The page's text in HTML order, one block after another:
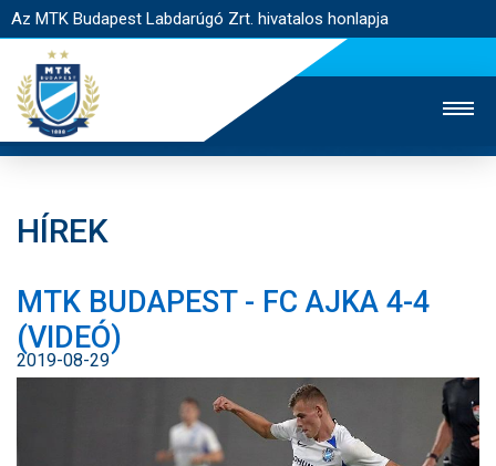
Az MTK Budapest Labdarúgó Zrt. hivatalos honlapja
JEGYÉRTÉKESÍTÉS
WEBSHOP
STADION
NYITÓLAP
HÍREK
HÍREK
MTK BUDAPEST - FC AJKA 4-4
(VIDEÓ)
2019-08-29